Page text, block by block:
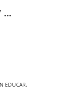
…
EDUCAR,